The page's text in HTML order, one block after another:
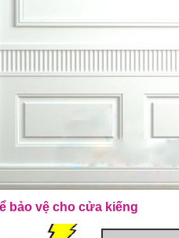
bảo vệ cho cửa kiếng